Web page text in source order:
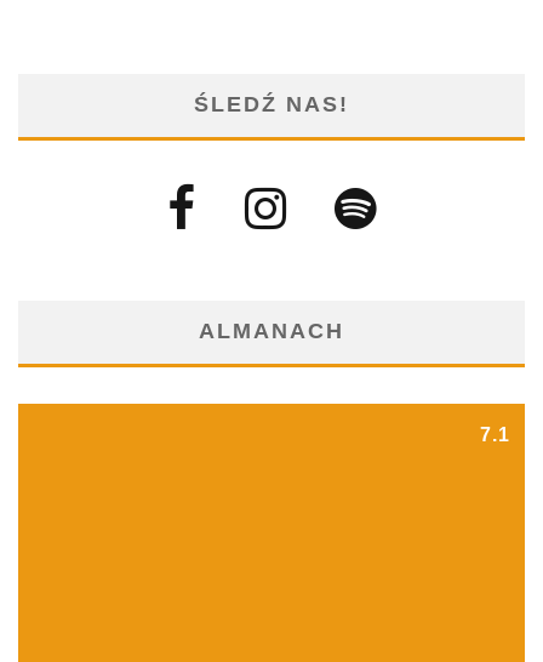
ŚLEDŹ NAS!
ALMANACH
7.1